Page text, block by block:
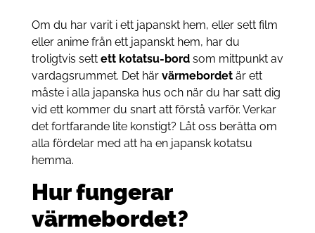
Om du har varit i ett japanskt hem, eller sett film
eller anime från ett japanskt hem, har du
troligtvis sett ett kotatsu-bordsom mittpunkt av
vardagsrummet. Det här värmebordetär ett
måste i alla japanska hus och när du har satt dig
vid ett kommer du snart att förstå varför. Verkar
det fortfarande lite konstigt? Låt oss berätta om
alla fördelar med att ha en japansk kotatsu
hemma.
Hur fungerar
värmebordet?